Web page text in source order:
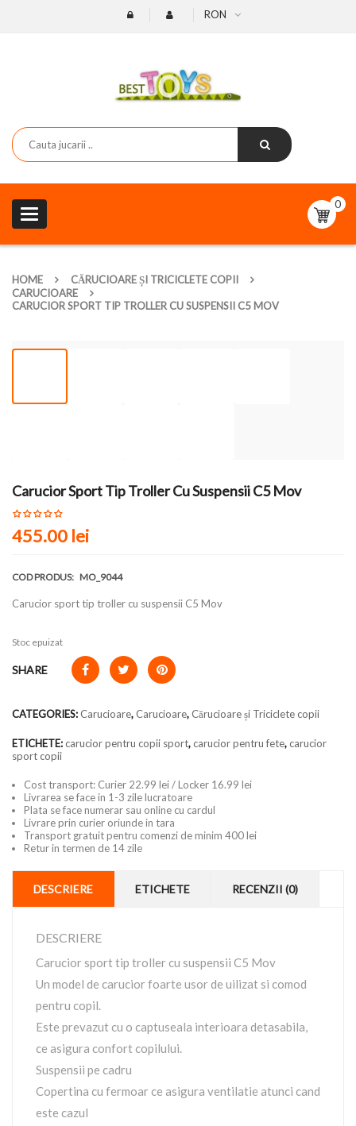
RON
Toggle
navigation
0
HOME
CĂRUCIOARE ȘI TRICICLETE COPII
CARUCIOARE
CARUCIOR SPORT TIP TROLLER CU SUSPENSII C5 MOV
Carucior Sport Tip Troller Cu Suspensii C5 Mov
455.00 lei
COD PRODUS: MO_9044
Carucior sport tip troller cu suspensii C5 Mov
Stoc epuizat
SHARE
CATEGORIES:Carucioare,Carucioare,Cărucioare și Triciclete copii
ETICHETE:carucior pentru copii sport,carucior pentru fete,carucior
sport copii
Cost transport: Curier 22.99 lei / Locker 16.99 lei
Livrarea se face in 1-3 zile lucratoare
Plata se face numerar sau online cu cardul
Livrare prin curier oriunde in tara
Transport gratuit pentru comenzi de minim 400 lei
Retur in termen de 14 zile
DESCRIERE ETICHETE RECENZII (0)
DESCRIERE
Carucior sport tip troller cu suspensii C5 Mov
Un model de carucior foarte usor de uilizat si comod
pentru copil.
Este prevazut cu o captuseala interioara detasabila,
ce asigura confort copilului.
Suspensii pe cadru
Copertina cu fermoar ce asigura ventilatie atunci cand
este cazul